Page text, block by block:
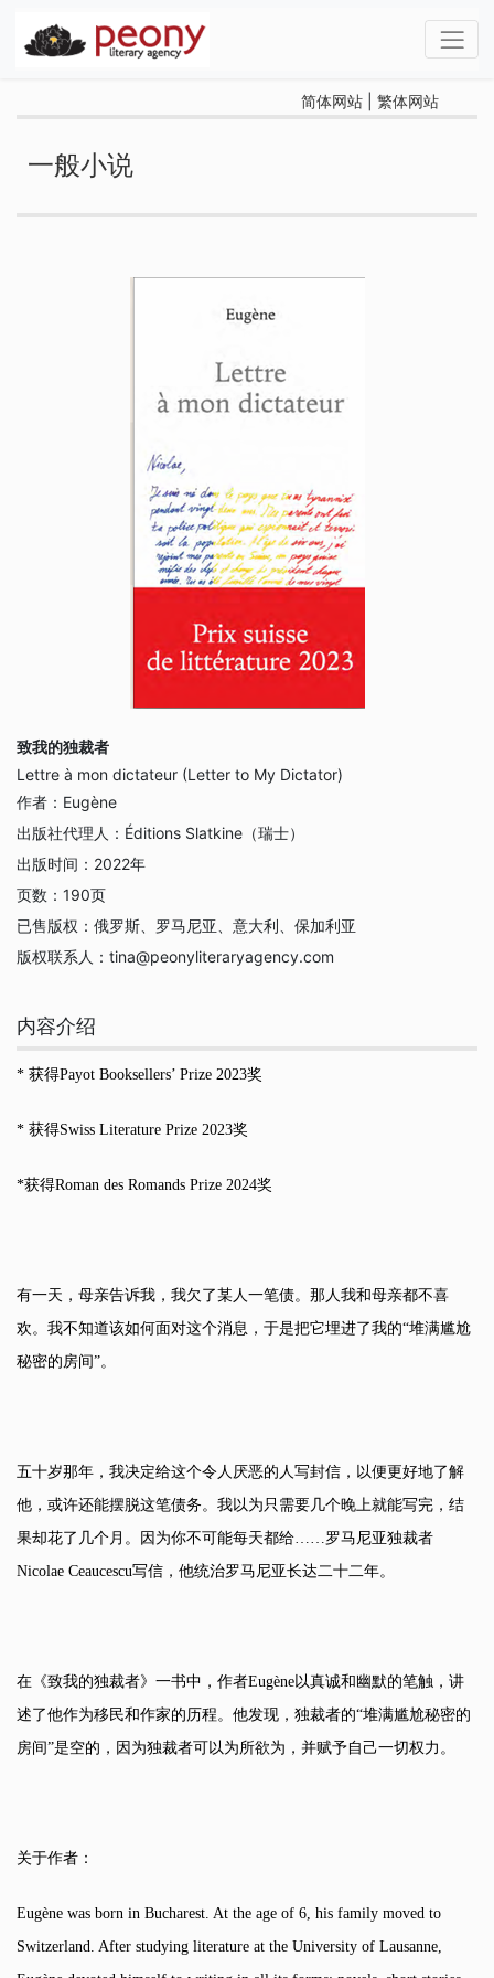
简体网站 繁体网站
一般小说
致我的独裁者
Lettre à mon dictateur (Letter to My Dictator)
作者： Eugène
出版社代理人： Éditions Slatkine（瑞士）
出版时间： 2022年
页数： 190页
已售版权： 俄罗斯、罗马尼亚、意大利、保加利亚
版权联系人： tina@peonyliteraryagency.com
内容介绍
* 获得Payot Booksellers’ Prize 2023奖
* 获得Swiss Literature Prize 2023奖
*获得Roman des Romands Prize 2024奖
有一天，母亲告诉我，我欠了某人一笔债。那人我和母亲都不喜
欢。我不知道该如何面对这个消息，于是把它埋进了我的“堆满尴尬
秘密的房间”。
五十岁那年，我决定给这个令人厌恶的人写封信，以便更好地了解
他，或许还能摆脱这笔债务。我以为只需要几个晚上就能写完，结
果却花了几个月。因为你不可能每天都给……罗马尼亚独裁者
Nicolae Ceaucescu写信，他统治罗马尼亚长达二十二年。
在《致我的独裁者》一书中，作者Eugène以真诚和幽默的笔触，讲
述了他作为移民和作家的历程。他发现，独裁者的“堆满尴尬秘密的
房间”是空的，因为独裁者可以为所欲为，并赋予自己一切权力。
关于作者：
Eugène was born in Bucharest. At the age of 6, his family moved to
Switzerland. After studying literature at the University of Lausanne,